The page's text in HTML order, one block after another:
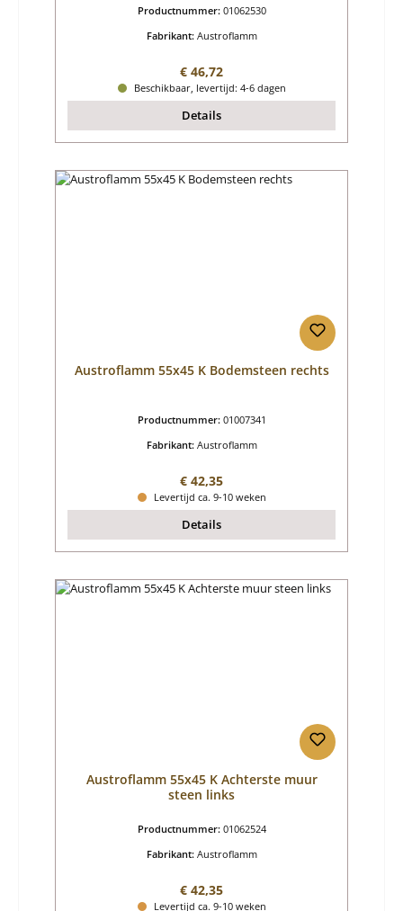
Productnummer: 01062530
Fabrikant: Austroflamm
Normale prijs:
€ 46,72
Beschikbaar, levertijd: 4-6 dagen
Details
Austroflamm 55x45 K Bodemsteen rechts
Productnummer: 01007341
Fabrikant: Austroflamm
Normale prijs:
€ 42,35
Levertijd ca. 9-10 weken
Details
Austroflamm 55x45 K Achterste muur
steen links
Productnummer: 01062524
Fabrikant: Austroflamm
Normale prijs:
€ 42,35
Levertijd ca. 9-10 weken